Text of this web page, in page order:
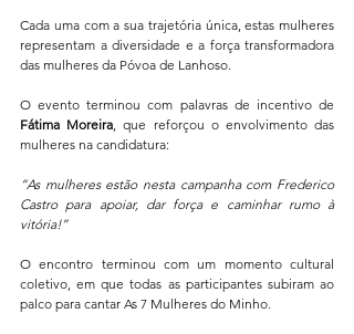
Cada uma com a sua trajetória única, estas mulheres
representam a diversidade e a força transformadora
das mulheres da Póvoa de Lanhoso.
Fátima Moreira, que reforçou o envolvimento das
mulheres na candidatura:
“As mulheres estão nesta campanha com Frederico
Castro para apoiar, dar força e caminhar rumo à
vitória!”
O encontro terminou com um momento cultural
coletivo, em que todas as participantes subiram ao
palco para cantar As 7 Mulheres do Minho.